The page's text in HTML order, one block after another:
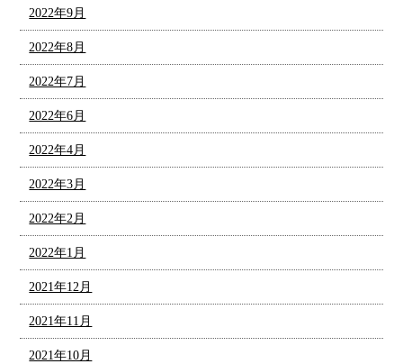
2022年9月
2022年8月
2022年7月
2022年6月
2022年4月
2022年3月
2022年2月
2022年1月
2021年12月
2021年11月
2021年10月